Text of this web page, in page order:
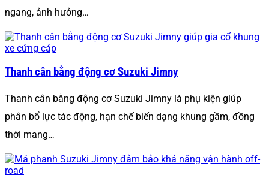
ngang, ảnh hưởng…
Thanh cân bằng động cơ Suzuki Jimny
Thanh cân bằng động cơ Suzuki Jimny là phụ kiện giúp
phân bổ lực tác động, hạn chế biến dạng khung gầm, đồng
thời mang…